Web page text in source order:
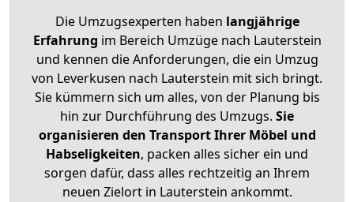
Die Umzugsexperten haben langjährige
Erfahrung im Bereich Umzüge nach Lauterstein
und kennen die Anforderungen, die ein Umzug
von Leverkusen nach Lauterstein mit sich bringt.
Sie kümmern sich um alles, von der Planung bis
hin zur Durchführung des Umzugs. Sie
organisieren den Transport Ihrer Möbel und
Habseligkeiten, packen alles sicher ein und
sorgen dafür, dass alles rechtzeitig an Ihrem
neuen Zielort in Lauterstein ankommt.